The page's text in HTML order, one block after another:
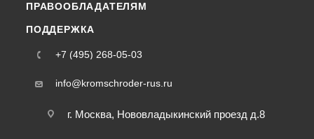
ПРАВООБЛАДАТЕЛЯМ
ПОДДЕРЖКА
+7 (495) 268-05-03
info@kromschroder-rus.ru
г. Москва, Нововладыкинский проезд д.8